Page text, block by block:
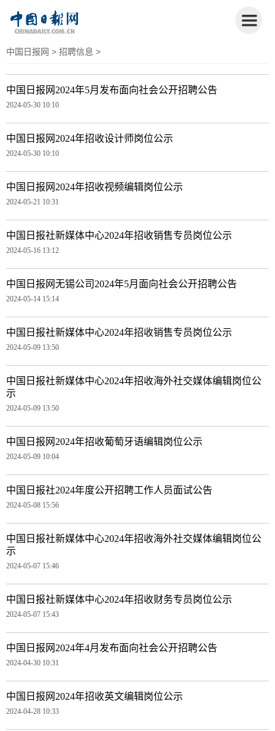
中国日报网 > 招聘信息 >
中国日报网2024年5月发布面向社会公开招聘公告
2024-05-30 10:10
中国日报网2024年招收设计师岗位公示
2024-05-30 10:10
中国日报网2024年招收视频编辑岗位公示
2024-05-21 10:31
中国日报社新媒体中心2024年招收销售专员岗位公示
2024-05-16 13:12
中国日报网无锡公司2024年5月面向社会公开招聘公告
2024-05-14 15:14
中国日报社新媒体中心2024年招收销售专员岗位公示
2024-05-09 13:50
中国日报社新媒体中心2024年招收海外社交媒体编辑岗位公
示
2024-05-09 13:50
中国日报网2024年招收葡萄牙语编辑岗位公示
2024-05-09 10:04
中国日报社2024年度公开招聘工作人员面试公告
2024-05-08 15:56
中国日报社新媒体中心2024年招收海外社交媒体编辑岗位公
示
2024-05-07 15:46
中国日报社新媒体中心2024年招收财务专员岗位公示
2024-05-07 15:43
中国日报网2024年4月发布面向社会公开招聘公告
2024-04-30 10:31
中国日报网2024年招收英文编辑岗位公示
2024-04-28 10:33